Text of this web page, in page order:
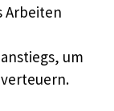
Arbeiten
um